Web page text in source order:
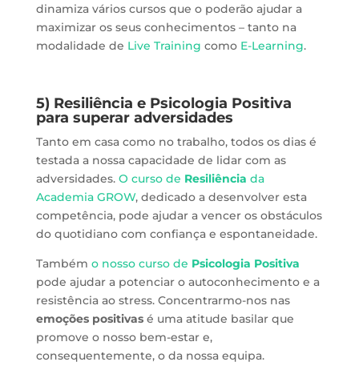
dinamiza vários cursos que o poderão ajudar a
maximizar os seus conhecimentos – tanto na
modalidade de Live Training como E-Learning.
5) Resiliência e Psicologia Positiva
para superar adversidades
Tanto em casa como no trabalho, todos os dias é
testada a nossa capacidade de lidar com as
adversidades. O curso de Resiliência da
Academia GROW, dedicado a desenvolver esta
competência, pode ajudar a vencer os obstáculos
do quotidiano com confiança e espontaneidade.
Também o nosso curso de Psicologia Positiva
pode ajudar a potenciar o autoconhecimento e a
resistência ao stress. Concentrarmo-nos nas
emoções positivasé uma atitude basilar que
promove o nosso bem-estar e,
consequentemente, o da nossa equipa.